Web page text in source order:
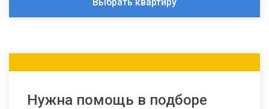
Нужна помощь в подборе